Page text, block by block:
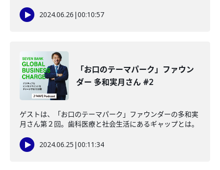
2024.06.26 |00:10:57
「お口のテーマパーク」ファウン
ダー 多和実月さん #2
ゲストは、「お口のテーマパーク」ファウンダーの多和実
月さん第２回。歯科医療と社会生活にあるギャップとは。
2024.06.25 |00:11:34